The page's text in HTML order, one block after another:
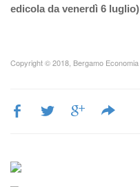
edicola da venerdì 6 luglio)
Copyright © 2018, Bergamo Economia